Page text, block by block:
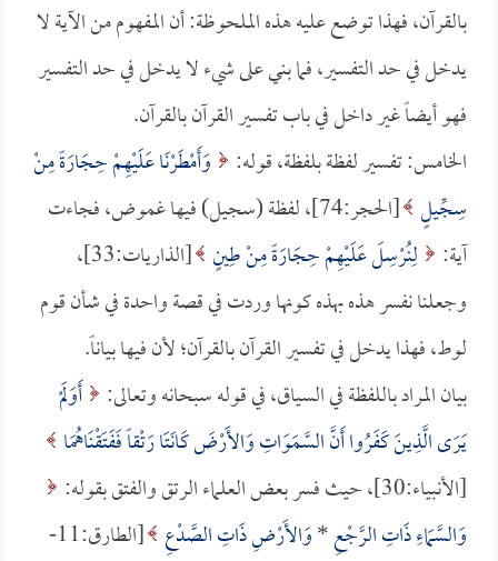
بالقرآن، فهذا توضع عليه هذه الملحوظة: أن المفهوم من الآية لا
يدخل في حد التفسير، فما بني على شيء لا يدخل في حد التفسير
فهو أيضاً غير داخل في باب تفسير القرآن بالقرآن.
الخامس: تفسير لفظة بلفظة، قوله:
وَأَمْطَرْنَا عَلَيْهِمْ حِجَارَةً مِنْ
سِجِّيلٍ
[الحجر:74]، لفظة (سجيل) فيها غموض، فجاءت
آية:
لِنُرْسِلَ عَلَيْهِمْ حِجَارَةً مِنْ طِينٍ
[الذاريات:33]،
وجعلنا نفسر هذه بهذه كونها وردت في قصة واحدة في شأن قوم
لوط، فهذا يدخل في تفسير القرآن بالقرآن؛ لأن فيها بياناً.
بيان المراد باللفظة في السياق، في قوله سبحانه وتعالى: أَوَلَمْ
يَرَى الَّذِينَ كَفَرُوا أَنَّ السَّمَوَاتِ وَالأَرْضَ كَانَتَا رَتْقاً فَفَتَقْنَاهُمَا
[الأنبياء:30]، حيث فسر بعض العلماء الرتق والفتق بقوله:
وَالسَّمَاءِ ذَاتِ الرَّجْعِ*وَالأَرْضِ ذَاتِ الصَّدْعِ
[الطارق:11-